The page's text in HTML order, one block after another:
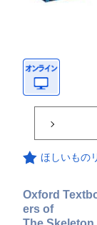
ほしいもの
Oxford
ers of